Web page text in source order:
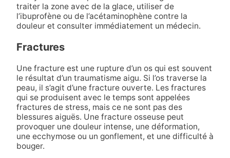
traiter la zone avec de la glace, utiliser de
l’ibuprofène ou de l’acétaminophène contre la
douleur et consulter immédiatement un médecin.
Fractures
Une fracture est une rupture d’un os qui est souvent
le résultat d’un traumatisme aigu. Si l’os traverse la
peau, il s’agit d’une fracture ouverte. Les fractures
qui se produisent avec le temps sont appelées
fractures de stress, mais ce ne sont pas des
blessures aiguës. Une fracture osseuse peut
provoquer une douleur intense, une déformation,
une ecchymose ou un gonflement, et une difficulté à
bouger.